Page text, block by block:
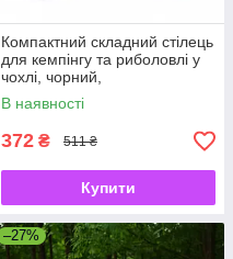
Компактний складний стілець
для кемпінгу та риболовлі у
чохлі, чорний,
В наявності
372 ₴ 511 ₴
Купити
–27%